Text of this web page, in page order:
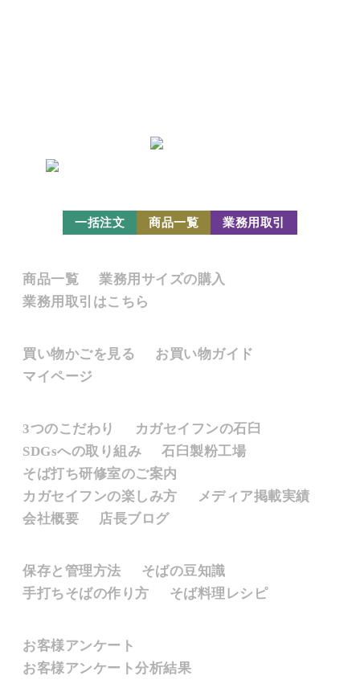
一括注文 商品一覧 業務用取引
商品一覧
業務用サイズの購入
業務用取引はこちら
買い物かごを見る
お買い物ガイド
マイページ
3つのこだわり
カガセイフンの石臼
SDGsへの取り組み
石臼製粉工場
そば打ち研修室のご案内
カガセイフンの楽しみ方
メディア掲載実績
会社概要
店長ブログ
保存と管理方法
そばの豆知識
手打ちそばの作り方
そば料理レシピ
お客様アンケート
お客様アンケート分析結果